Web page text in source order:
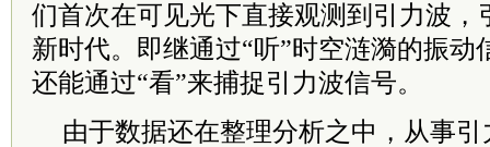
们首次在可见光下直接观测到引力波，
新时代。即继通过“听”时空涟漪的振动
还能通过“看”来捕捉引力波信号。
由于数据还在整理分析之中，从事